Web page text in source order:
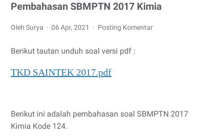
Pembahasan SBMPTN 2017 Kimia
Oleh Surya 06 Apr, 2021 Posting Komentar
Berikut tautan unduh soal versi pdf :
TKD SAINTEK 2017.pdf
Berikut ini adalah pembahasan soal SBMPTN 2017
Kimia Kode 124.